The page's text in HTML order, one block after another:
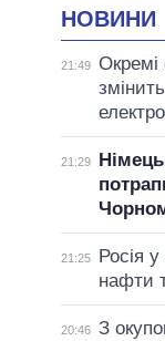
НОВИНИ
21:49 Окремі
21:29
21:25
Росія
нафти
20:46 З